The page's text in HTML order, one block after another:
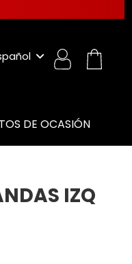
DE OCASIÓN
IZQ